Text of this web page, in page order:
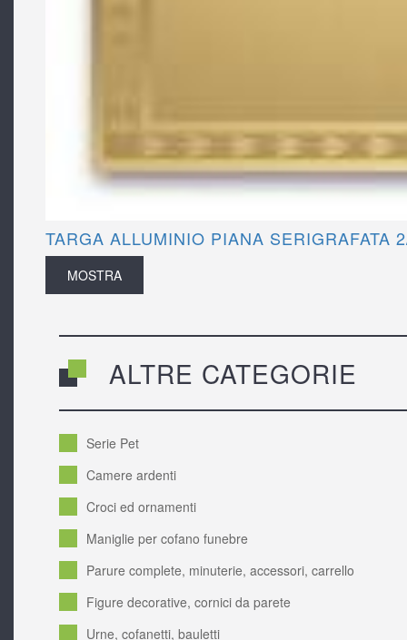
TARGA ALLUMINIO PIANA SERIGRAFATA
MOSTRA
ALTRE CATEGORIE
Serie Pet
Camere ardenti
Croci ed ornamenti
Maniglie per cofano funebre
Parure complete, minuterie, accessori, carrello
Figure decorative, cornici da parete
Urne, cofanetti, bauletti